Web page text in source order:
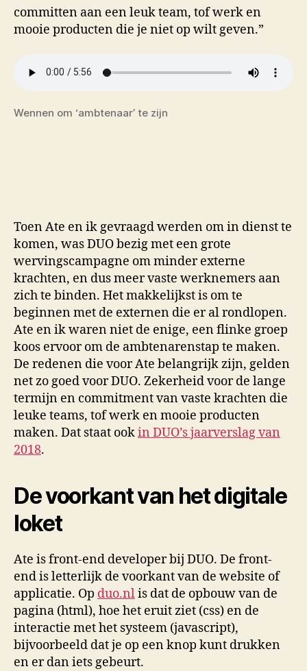
committen aan een leuk team, tof werk en
mooie producten die je niet op wilt geven.”
Wennen om ‘ambtenaar’ te zijn
Toen Ate en ik gevraagd werden om in dienst te
komen, was DUO bezig met een grote
wervingscampagne om minder externe
krachten, en dus meer vaste werknemers aan
zich te binden. Het makkelijkst is om te
beginnen met de externen die er al rondlopen.
Ate en ik waren niet de enige, een flinke groep
koos ervoor om de ambtenarenstap te maken.
De redenen die voor Ate belangrijk zijn, gelden
net zo goed voor DUO. Zekerheid voor de lange
termijn en commitment van vaste krachten die
leuke teams, tof werk en mooie producten
maken. Dat staat ookin DUO’s jaarverslag van
2018.
De voorkant van het digitale
loket
Ate is front-end developer bij DUO. De front-
end is letterlijk de voorkant van de website of
applicatie. Op duo.nlis dat de opbouw van de
pagina (html), hoe het eruit ziet (css) en de
interactie met het systeem (javascript),
bijvoorbeeld dat je op een knop kunt drukken
en er dan iets gebeurt.